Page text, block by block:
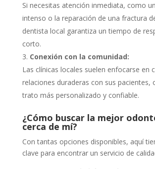
Si necesitas atención inmediata, como
intenso o la reparación de una fractura
dentista local garantiza un tiempo de
corto.
Conexión con la comunidad:
Las clínicas locales suelen enfocarse en
relaciones duraderas con sus pacientes,
trato más personalizado y confiable.
¿Cómo buscar la mejor
cerca de mí?
Con tantas opciones disponibles, aquí
clave para encontrar un servicio de